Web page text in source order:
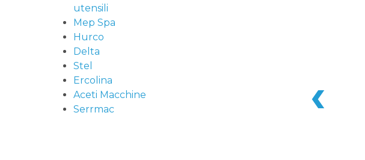
utensili
Mep Spa
Hurco
Delta
Stel
Ercolina
Aceti Macchine
Serrmac